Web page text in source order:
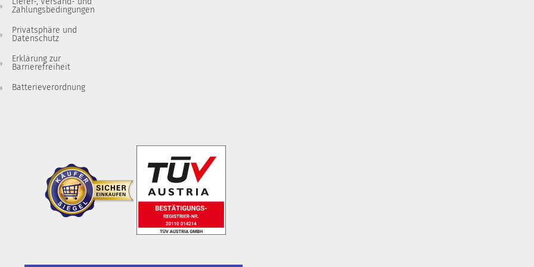
Zahlungsbedingungen
Privatsphäre und
Datenschutz
Erklärung zur
Barrierefreiheit
Batterieverordnung